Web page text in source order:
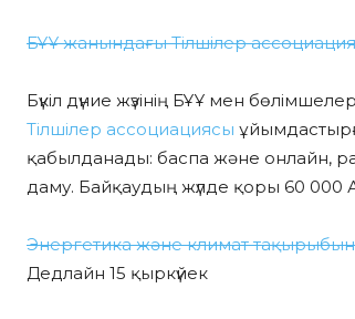
БҰҰ жанындағы Тілшілер
Бүкіл дүние жүзінің БҰҰ мен
Тілшілер ассоциациясы
қабылданады: баспа және онлайн,
даму. Байқаудың жүлде қоры 60
Энергетика және климат
Дедлайн 15 қыркүйек